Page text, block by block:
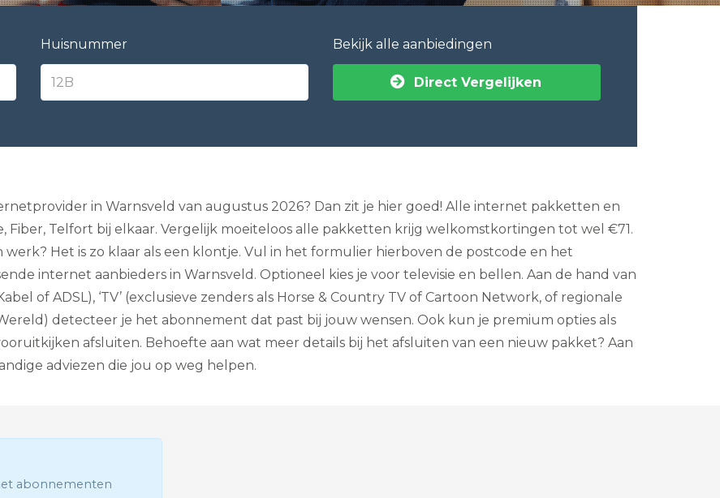
v
e
n
n
t
e
n
B
e
l
l
e
n
G
l
Huisnummer Bekijk alle aanbiedingen
Direct Vergelijken
in Warnsveld van augustus 2026? Dan zit je hier goed! Alle internet pakketten en
Fiber, Telfort bij elkaar. Vergelijk moeiteloos alle pakketten krijg welkomstkortingen tot wel €71.
werk? Het is zo klaar als een klontje. Vul in het formulier hierboven de postcode en het
internet aanbieders in Warnsveld. Optioneel kies je voor televisie en bellen. Aan de hand van
of ADSL), ‘TV’ (exclusieve zenders als Horse & Country TV of Cartoon Network, of regionale
detecteer je het abonnement dat past bij jouw wensen. Ook kun je premium opties als
afsluiten. Behoefte aan wat meer details bij het afsluiten van een nieuw pakket? Aan
adviezen die jou op weg helpen.
abonnementen